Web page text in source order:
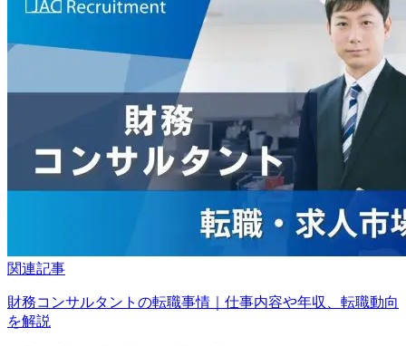
関連記事
財務コンサルタントの転職事情｜仕事内容や年収、転職動向
を解説